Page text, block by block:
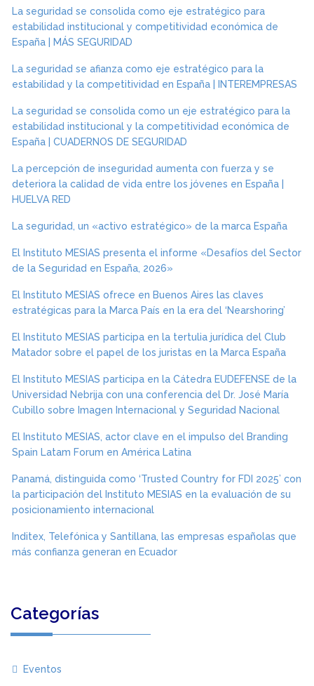
La seguridad se consolida como eje estratégico para
estabilidad institucional y competitividad económica de
España | MÁS SEGURIDAD
La seguridad se afianza como eje estratégico para la
estabilidad y la competitividad en España | INTEREMPRESAS
La seguridad se consolida como un eje estratégico para la
estabilidad institucional y la competitividad económica de
España | CUADERNOS DE SEGURIDAD
La percepción de inseguridad aumenta con fuerza y se
deteriora la calidad de vida entre los jóvenes en España |
HUELVA RED
La seguridad, un «activo estratégico» de la marca España
El Instituto MESIAS presenta el informe «Desafíos del Sector
de la Seguridad en España, 2026»
El Instituto MESIAS ofrece en Buenos Aires las claves
estratégicas para la Marca País en la era del ‘Nearshoring’
El Instituto MESIAS participa en la tertulia jurídica del Club
Matador sobre el papel de los juristas en la Marca España
El Instituto MESIAS participa en la Cátedra EUDEFENSE de la
Universidad Nebrija con una conferencia del Dr. José María
Cubillo sobre Imagen Internacional y Seguridad Nacional
El Instituto MESIAS, actor clave en el impulso del Branding
Spain Latam Forum en América Latina
Panamá, distinguida como ‘Trusted Country for FDI 2025’ con
la participación del Instituto MESIAS en la evaluación de su
posicionamiento internacional
Inditex, Telefónica y Santillana, las empresas españolas que
más confianza generan en Ecuador
Categorías
Eventos